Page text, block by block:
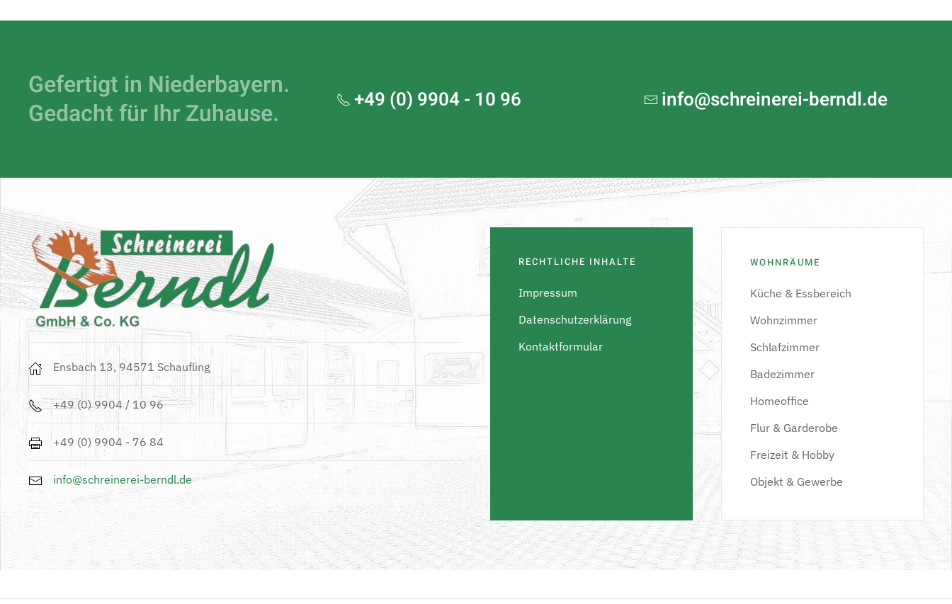
Gefertigt in Niederbayern.
Gedacht für Ihr Zuhause.
+49 (0) 9904 - 10 96 info@schreinerei-berndl.de
Ensbach 13, 94571 Schaufling
+49 (0) 9904 / 10 96
+49 (0) 9904 - 76 84
info@schreinerei-berndl.de
RECHTLICHE INHALTE
Impressum
Datenschutzerklärung
Kontaktformular
WOHNRÄUME
Küche & Essbereich
Wohnzimmer
Schlafzimmer
Badezimmer
Homeoffice
Flur & Garderobe
Freizeit & Hobby
Objekt & Gewerbe